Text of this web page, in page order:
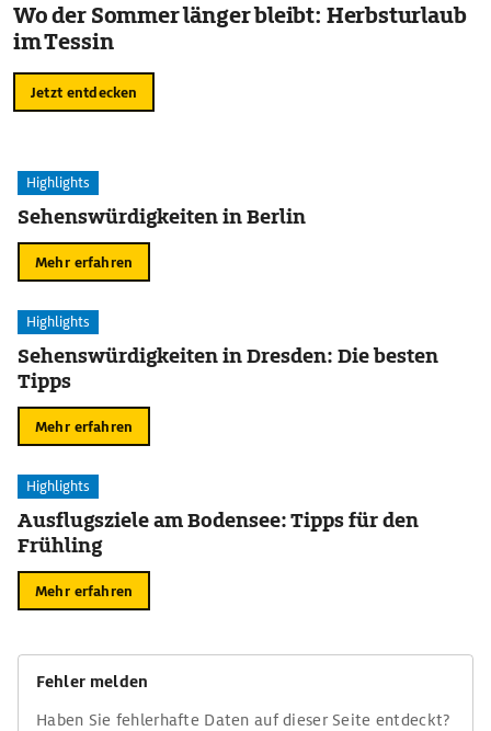
Wo der Sommer länger bleibt: Herbsturlaub
im Tessin
Jetzt entdecken
Highlights
Sehenswürdigkeiten in Berlin
Mehr erfahren
Highlights
Sehenswürdigkeiten in Dresden: Die besten
Tipps
Mehr erfahren
Highlights
Ausflugsziele am Bodensee: Tipps für den
Frühling
Mehr erfahren
Fehler melden
Haben Sie fehlerhafte Daten auf dieser Seite entdeckt?